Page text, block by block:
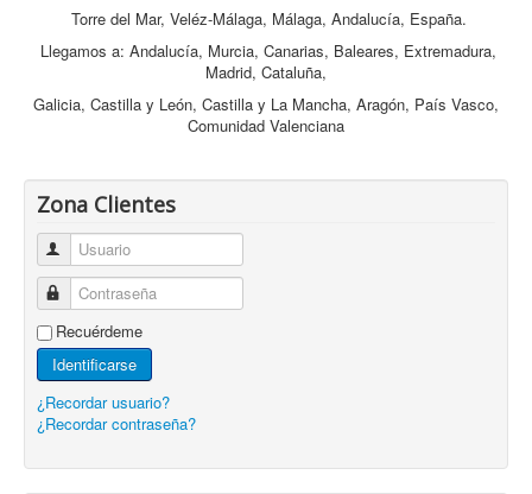
Torre del Mar, Veléz-Málaga, Málaga, Andalucía, España.
Llegamos a: Andalucía, Murcia, Canarias, Baleares, Extremadura,
Madrid, Cataluña,
Galicia, Castilla y León, Castilla y La Mancha, Aragón, País Vasco,
Comunidad Valenciana
Zona Clientes
Usuario
Contraseña
Recuérdeme
Identificarse
¿Recordar usuario?
¿Recordar contraseña?